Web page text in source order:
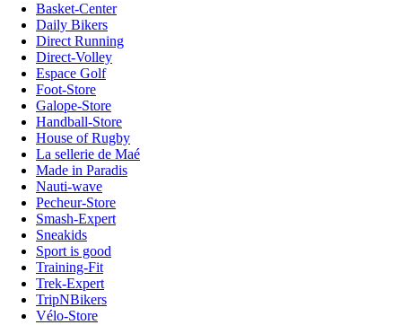
Basket-Center
Daily Bikers
Direct Running
Direct-Volley
Espace Golf
Foot-Store
Galope-Store
Handball-Store
House of Rugby
La sellerie de Maé
Made in Paradis
Nauti-wave
Pecheur-Store
Smash-Expert
Sneakids
Sport is good
Training-Fit
Trek-Expert
TripNBikers
Vélo-Store